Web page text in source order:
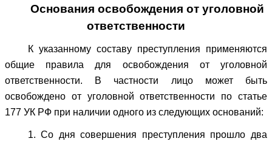
Основания освобождения от уголовной
ответственности
К указанному составу преступления применяются
общие правила для освобождения от уголовной
ответственности. В частности лицо может быть
освобождено от уголовной ответственности по статье
177 УК РФ при наличии одного из следующих оснований:
1. Со дня совершения преступления прошло два